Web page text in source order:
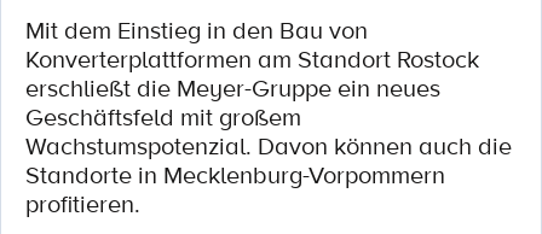
Mit dem Einstieg in den Bau von
Konverterplattformen am Standort Rostock
erschließt die Meyer-Gruppe ein neues
Geschäftsfeld mit großem
Wachstumspotenzial. Davon können auch die
Standorte in Mecklenburg-Vorpommern
profitieren.